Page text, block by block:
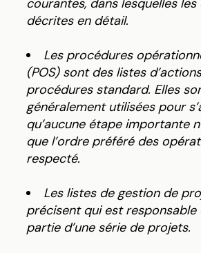
courantes, dans lesquelles
décrites en détail.
Les procédures
(POS) sont des listes
procédures standard. Elles
généralement utilisées pour
qu’aucune étape importante
que l’ordre préféré des
respecté.
Les listes de gestion de
précisent qui est responsable
partie d’une série de projets.